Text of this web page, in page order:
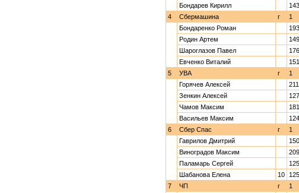
Бондарев Кирилл
143
4
Сбермашина г 1
Бондаренко Роман
193
Родин Артем
149
Шароглазов Павел
176
Евченко Виталий
151
5
УВА г 1
Горячев Алексей
211
Зенкин Алексей
127
Чамов Максим
181
Васильев Максим
124
6
Сбер Спас г 1
Гаврилов Дмитрий
150
Виноградов Максим
209
Паламарь Сергей
125
Шабанова Елена
10 125
7
ЧП г 1